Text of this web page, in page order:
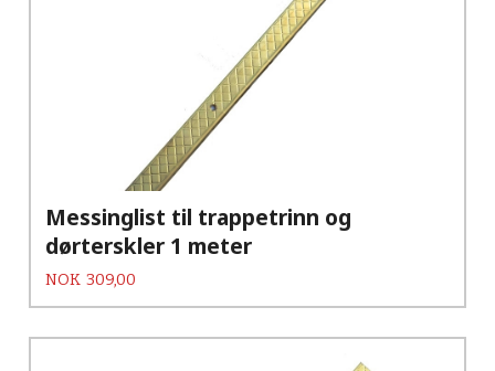
Messinglist til trappetrinn og
dørterskler 1 meter
Pris
NOK 309,00